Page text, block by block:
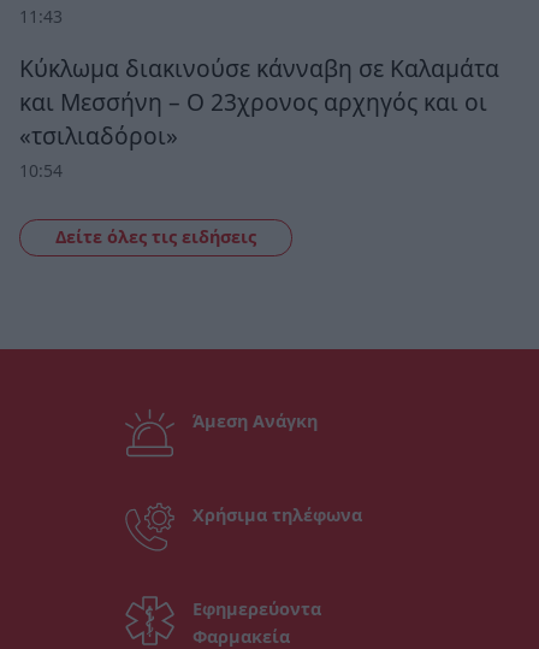
11:43
Κύκλωμα διακινούσε κάνναβη σε Καλαμάτα
και Μεσσήνη – Ο 23χρονος αρχηγός και οι
«τσιλιαδόροι»
10:54
Δείτε όλες τις ειδήσεις
Άμεση Ανάγκη
Χρήσιμα τηλέφωνα
Εφημερεύοντα
Φαρμακεία